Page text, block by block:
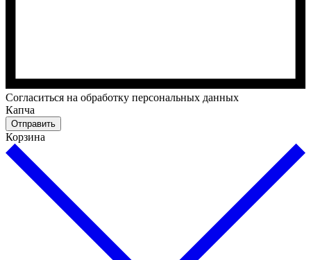
Cогласиться на обработку персональных данных
Капча
Отправить
Корзина